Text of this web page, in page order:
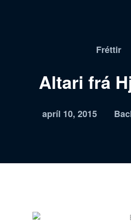
Fréttir
Altari frá
apríl 10, 2015